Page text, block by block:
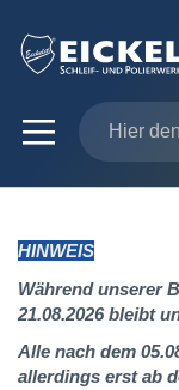
HINWEIS
Während unserer
21.08.2026 bleibt
Alle nach dem
allerdings erst ab